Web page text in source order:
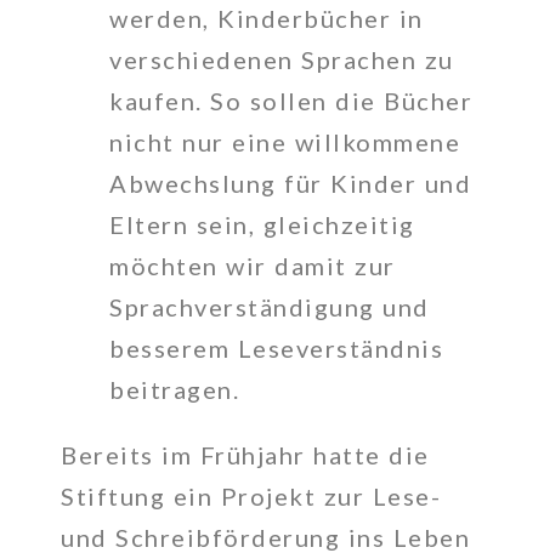
werden, Kinderbücher in
verschiedenen Sprachen zu
kaufen. So sollen die Bücher
nicht nur eine willkommene
Abwechslung für Kinder und
Eltern sein, gleichzeitig
möchten wir damit zur
Sprachverständigung und
besserem Leseverständnis
beitragen.
Bereits im Frühjahr hatte die
Stiftung ein Projekt zur Lese-
und Schreibförderung ins Leben